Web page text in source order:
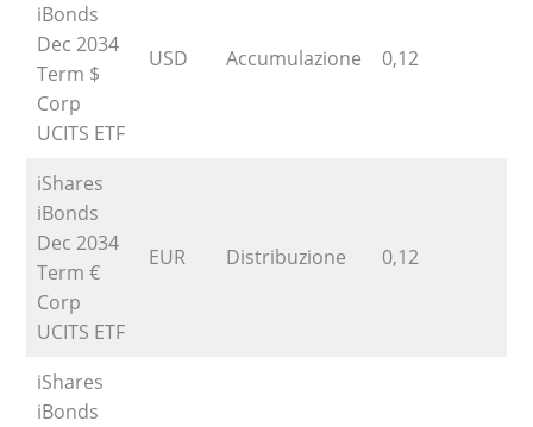
iBonds
Dec 2034
Term $
Corp
UCITS ETF
USD Accumulazione 0,12
iShares
iBonds
Dec 2034
Term €
Corp
UCITS ETF
EUR Distribuzione 0,12
iShares
iBonds